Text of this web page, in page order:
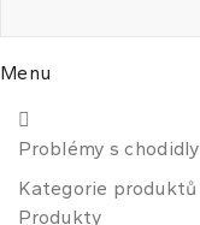
Menu
Problémy s chodidly
Kategorie produktů
Produkty